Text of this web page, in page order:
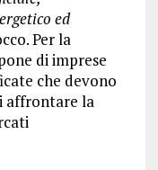
ed
Per la
di imprese
che devono
affrontare la